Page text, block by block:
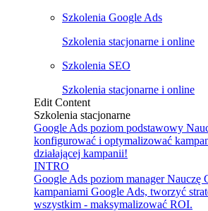
Szkolenia Google Ads
Szkolenia stacjonarne i online
Szkolenia SEO
Szkolenia stacjonarne i online
Edit Content
Szkolenia stacjonarne
Google Ads poziom podstawowy
konfigurować i optymalizować
działającej kampanii!
INTRO
Google Ads poziom manager Nauczę
kampaniami Google Ads, tworzyć
wszystkim - maksymalizować ROI.